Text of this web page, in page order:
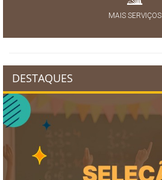
MAIS SERVIÇOS
DESTAQUES